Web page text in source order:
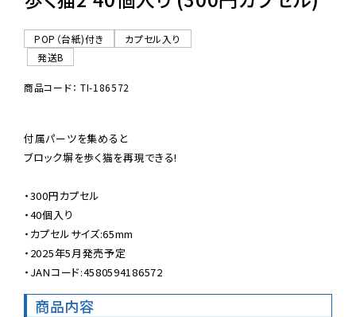
POP（台紙)付き
カプセル入り
発送B
商品コード： TI-186572
付属パーツを集めると
ブロック塀を歩く猫を再現できる!
・300円カプセル
・40個入り
・カプセルサイズ:65mm
・2025年5月発売予定
・JANコード:4580594186572
商品内容